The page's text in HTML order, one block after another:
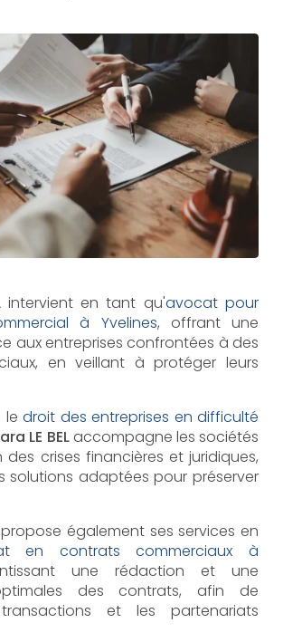
intervient en tant qu'avocat pour
à Yvelines, offrant une
aux entreprises confrontées à des
en veillant à protéger leurs
ledroit des entreprises en difficulté
LE BELaccompagne les sociétés
crises financières et juridiques,
solutions adaptées pour préserver
propose également ses services en
en contrats commerciaux à
une rédaction et une
des contrats, afin de
et les partenariats